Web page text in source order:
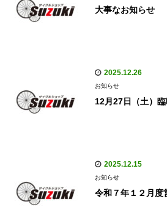
大事なお知らせ
2025.12.26
お知らせ
12月27日（土）臨
2025.12.15
お知らせ
令和７年１２月度